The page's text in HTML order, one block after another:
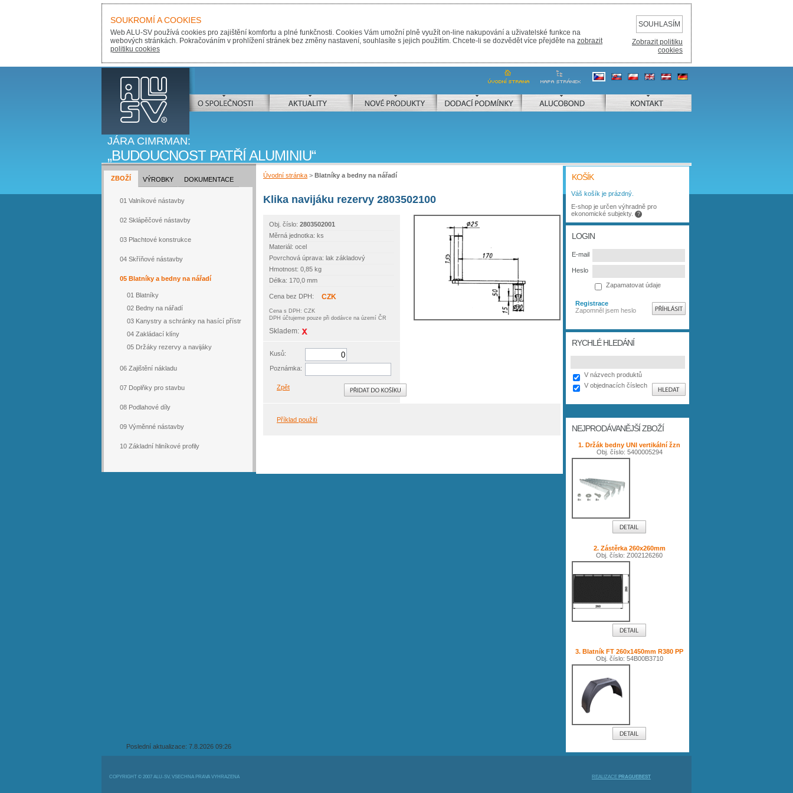
ALU-SV
O SPOLEČNOSTI AKTUALITY NOVÉ PRODUKTY DODÁVKA ZBOŽÍ ALUCOBOND KONTAKT
JÁRA CIMRMAN:
BUDOUCNOST PATŘÍ ALUMINIU
Poslední aktualizace: 7.8.2026 09:26
ZBOŽÍ
01 Valníkové nástavby
02 Sklápěčové nástavby
03 Plachtové konstrukce
04 Skříňové nástavby
05 Blatníky a bedny na nářadí
01 Blatníky
02 Bedny na nářadí
03 Kanystry a schránky na hasící přístr
04 Zakládací klíny
05 Držáky rezervy a navijáky
06 Zajištění nákladu
07 Doplňky pro stavbu
08 Podlahové díly
09 Výměnné nástavby
10 Základní hliníkové profily
VÝROBKY DOKUMENTACE
Úvodní stránka > Blatníky a bedny na nářadí
Klika navijáku rezervy 2803502100
Obj. číslo: 2803502001
Měrná jednotka: ks
Materiál: ocel
Povrchová úprava: lak základový
Hmotnost: 0,85 kg
Délka: 170,0 mm
Cena bez DPH: CZK
Cena s DPH: CZK
DPH účtujeme pouze při dodávce na území ČR
Skladem:
Kusů:
Poznámka:
Zpět
Příklad použití
KOŠÍK
Váš košík je prázdný.
E-shop je určen výhradně pro
ekonomické subjekty.
?
LOGIN
E-mail
Heslo
Zapamatovat údaje
Registrace
Zapomněl jsem heslo
RYCHLÉ HLEDÁNÍ
V názvech produktů
V objednacích číslech
NEJPRODÁVANĚJŠÍ ZBOŽÍ
1. Držák bedny UNI vertikální žzn
Obj. číslo: 5400005294
2. Zástěrka 260x260mm
Obj. číslo: Z002126260
3. Blatník FT 260x1450mm R380 PP
Obj. číslo: 54B00B3710
COPYRIGHT © 2007 ALU-SV, VŠECHNA PRÁVA VYHRAZENA REALIZACE PRAGUEBEST
SOUKROMÍ A COOKIES
Web ALU-SV používá cookies pro zajištění komfortu a plné funkčnosti. Cookies Vám umožní plně využít on-line nakupování a uživatelské funkce na
webových stránkách. Pokračováním v prohlížení stránek bez změny nastavení, souhlasíte s jejich použitím. Chcete-li se dozvědět více přejděte na zobrazit
politiku cookies
SOUHLASÍM
Zobrazit politiku
cookies